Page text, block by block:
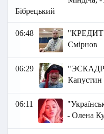
Бібрецький
06:48
"КРЕДИТ
Смірнов
06:29
Капустин
06:11
- Олена